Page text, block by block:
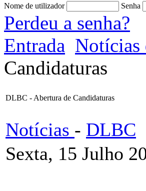
Nome de utilizador Senha
Perdeu a senha?
Entrada
Candidaturas
DLBC - Abertura de Candidaturas
Notícias - DLBC
Sexta, 15 Julho